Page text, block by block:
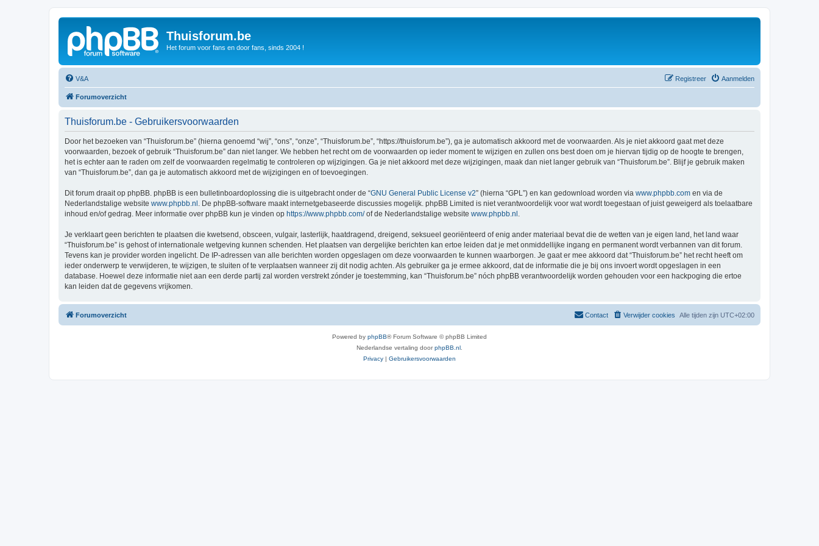
Thuisforum.be
Het forum voor fans en door fans, sinds 2004 !
V&A Aanmelden
Registreer
Forumoverzicht
Thuisforum.be - Gebruikersvoorwaarden
Door het bezoeken van “Thuisforum.be” (hierna genoemd “wij”, “ons”, “onze”, “Thuisforum.be”, “https://thuisforum.be”), ga je automatisch akkoord met de voorwaarden. Als je niet akkoord gaat met deze
voorwaarden, bezoek of gebruik “Thuisforum.be” dan niet langer. We hebben het recht om de voorwaarden op ieder moment te wijzigen en zullen ons best doen om je hiervan tijdig op de hoogte te brengen,
het is echter aan te raden om zelf de voorwaarden regelmatig te controleren op wijzigingen. Ga je niet akkoord met deze wijzigingen, maak dan niet langer gebruik van “Thuisforum.be”. Blijf je gebruik maken
van “Thuisforum.be”, dan ga je automatisch akkoord met de wijzigingen en of toevoegingen.
Dit forum draait op phpBB. phpBB is een bulletinboardoplossing die is uitgebracht onder de “GNU General Public License v2” (hierna “GPL”) en kan gedownload worden via www.phpbb.com en via de
Nederlandstalige website www.phpbb.nl . De phpBB-software maakt internetgebaseerde discussies mogelijk. phpBB Limited is niet verantwoordelijk voor wat wordt toegestaan of juist geweigerd als toelaatbare
inhoud en/of gedrag. Meer informatie over phpBB kun je vinden op https://www.phpbb.com/of de Nederlandstalige website www.phpbb.nl
Je verklaart geen berichten te plaatsen die kwetsend, obsceen, vulgair, lasterlijk, haatdragend, dreigend, seksueel georiënteerd of enig ander materiaal bevat die de wetten van je eigen land, het land waar
“Thuisforum.be” is gehost of internationale wetgeving kunnen schenden. Het plaatsen van dergelijke berichten kan ertoe leiden dat je met onmiddellijke ingang en permanent wordt verbannen van dit forum.
Tevens kan je provider worden ingelicht. De IP-adressen van alle berichten worden opgeslagen om deze voorwaarden te kunnen waarborgen. Je gaat er mee akkoord dat “Thuisforum.be” het recht heeft om
ieder onderwerp te verwijderen, te wijzigen, te sluiten of te verplaatsen wanneer zij dit nodig achten. Als gebruiker ga je ermee akkoord, dat de informatie die je bij ons invoert wordt opgeslagen in een
database. Hoewel deze informatie niet aan een derde partij zal worden verstrekt zónder je toestemming, kan “Thuisforum.be” nóch phpBB verantwoordelijk worden gehouden voor een hackpoging die ertoe
kan leiden dat de gegevens vrijkomen.
Forumoverzicht Alle tijden zijn UTC+02:00
Verwijder cookies
Contact
Powered by phpBB® Forum Software © phpBB Limited
Nederlandse vertaling doorphpBB.nl
Privacy | Gebruikersvoorwaarden